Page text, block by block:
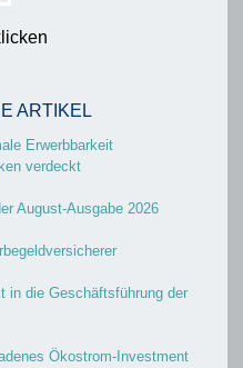
ARTIKEL
Erwerbbarkeit
verdeckt
August-Ausgabe 2026
in die Geschäftsführung der
Ökostrom-Investment